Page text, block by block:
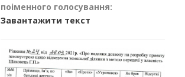
поіменного голосування:
Завантажити текст